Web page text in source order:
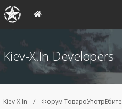
Kiev-X.In Developers
Kiev-X.In
Форум